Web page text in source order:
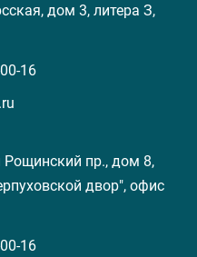
дом 3, литера З,
16
Рощинский пр., дом 8,
двор", офис
16